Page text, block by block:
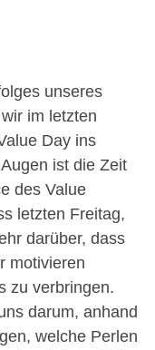
unseres
im letzten
Day ins
ist die Zeit
des Value
letzten Freitag,
darüber, dass
motivieren
zu verbringen.
darum, anhand
welche Perlen